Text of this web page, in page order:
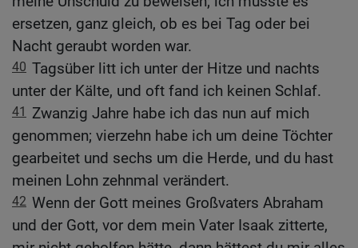
ersetzen, ganz gleich, ob es bei Tag oder bei
Nacht geraubt worden war.
40 Tagsüber litt ich unter der Hitze und nachts
unter der Kälte, und oft fand ich keinen Schlaf.
41
Zwanzig Jahre habe ich das nun auf mich
genommen; vierzehn habe ich um deine Töchter
gearbeitet und sechs um die Herde, und du hast
meinen Lohn zehnmal verändert.
42 Wenn der Gott meines Großvaters Abraham
und der Gott, vor dem mein Vater Isaak zitterte,